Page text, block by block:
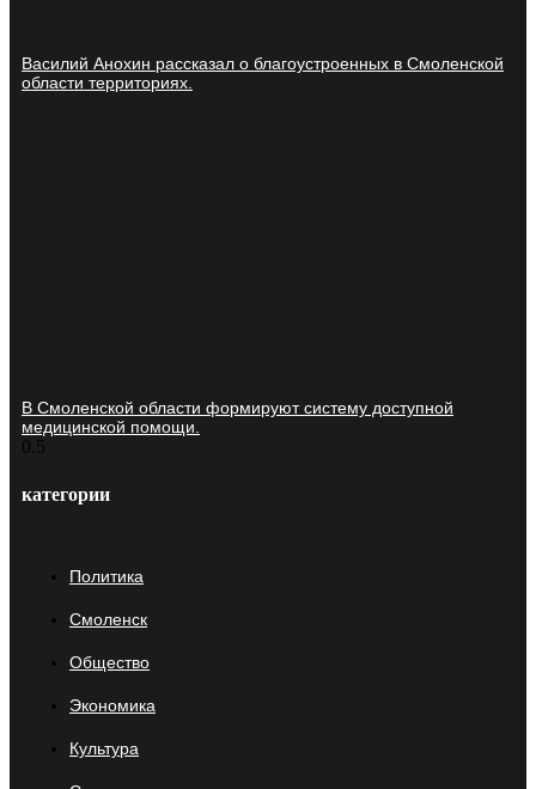
Василий Анохин рассказал о благоустроенных в Смоленской
области территориях.
В Смоленской области формируют систему доступной
медицинской помощи.
категории
Политика
Смоленск
Общество
Экономика
Культура